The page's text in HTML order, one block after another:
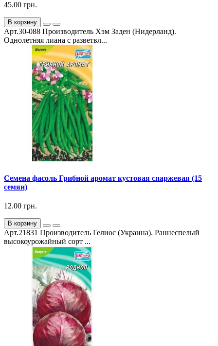
45.00 грн.
В корзину
Арт.30-088 Производитель Хэм Заден (Нидерланд).
Однолетняя лиана с разветвл...
Семена фасоль Грибной аромат кустовая спаржевая (15
семян)
12.00 грн.
В корзину
Арт.21831 Производитель Гелиос (Украина). Раннеспелый
высокоурожайный сорт ...